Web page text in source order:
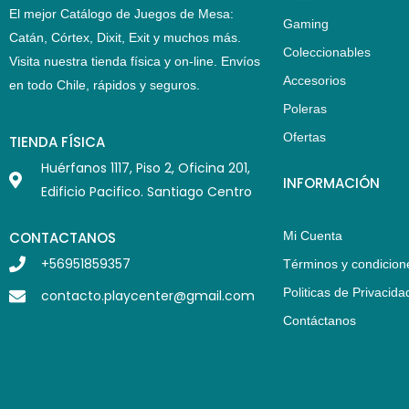
El mejor Catálogo de Juegos de Mesa:
Catán, Córtex, Dixit, Exit y muchos más.
Visita nuestra tienda física y on-line. Envíos
en todo Chile, rápidos y seguros
TIENDA FÍSICA
Huérfanos 1117, Piso 2, Oficina 201,
Edificio Pacifico. Santiago Centro
CONTACTANOS
+56951859357
contacto.playcenter@gmail.com
Gaming
Coleccionables
Accesorios
Poleras
Ofertas
INFORMACIÓN
Mi Cuenta
Términos y
Politicas de
Contáctanos